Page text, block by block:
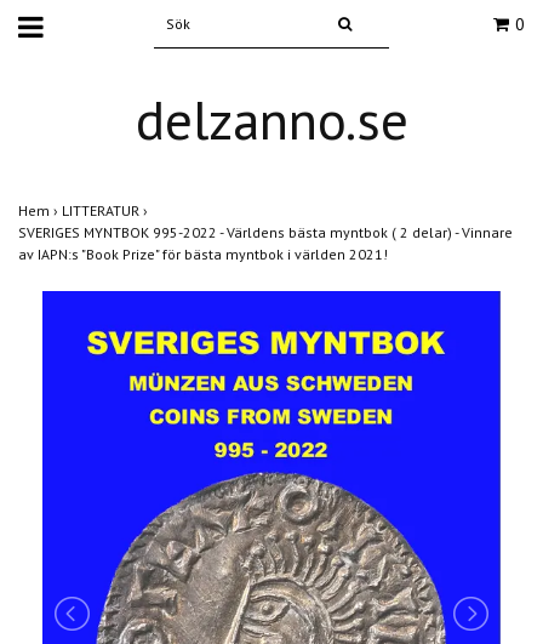
0
delzanno.se
Hem › LITTERATUR ›
SVERIGES MYNTBOK 995-2022 - Världens bästa myntbok ( 2 delar) - Vinnare
av IAPN:s "Book Prize" för bästa myntbok i världen 2021!